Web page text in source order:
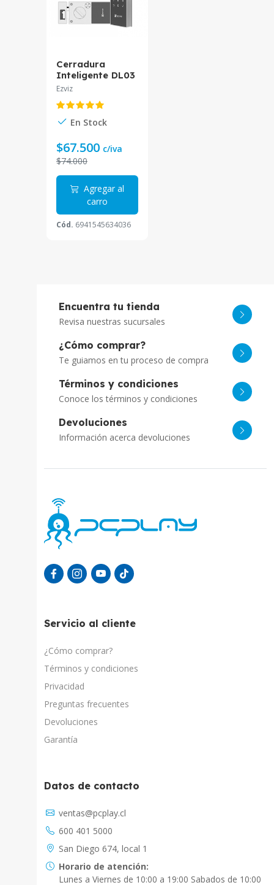
Cerradura
Inteligente DL03
Pro Huella WiFi
R100-WBCP-GR
Ezviz
Ezviz
En Stock
$67.500 c/iva
$74.000
Agregar al
carro
Cód. 6941545634036
Encuentra tu tienda
Revisa nuestras sucursales
¿Cómo comprar?
Te guiamos en tu proceso de compra
Términos y condiciones
Conoce los términos y condiciones
Devoluciones
Información acerca devoluciones
Servicio al cliente
¿Cómo comprar?
Términos y condiciones
Privacidad
Preguntas frecuentes
Devoluciones
Garantía
Datos de contacto
ventas@pcplay.cl
600 401 5000
San Diego 674, local 1
Horario de atención:
Lunes a Viernes de 10:00 a 19:00 Sabados de 10:00
Chat con IA
PcPlay Santiago / Web
Hola soy Freddy, en que puedo ayudarte...